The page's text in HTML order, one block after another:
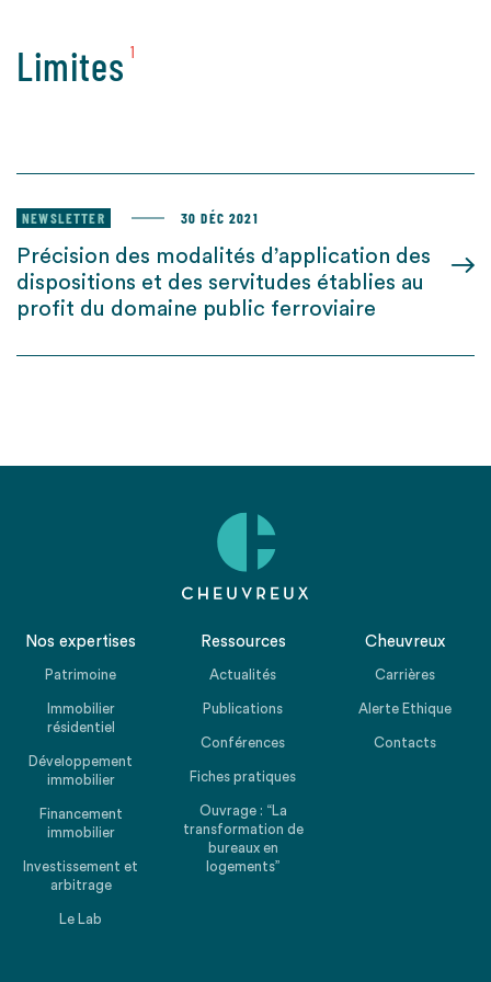
Limites 1
NEWSLETTER 30 DÉC 2021
Précision des modalités d’application des
dispositions et des servitudes établies au
profit du domaine public ferroviaire
Nos expertises
Patrimoine
Immobilier
résidentiel
Développement
immobilier
Financement
immobilier
Investissement et
arbitrage
Le Lab
Ressources
Actualités
Publications
Conférences
Fiches pratiques
Ouvrage : “La
transformation de
bureaux en
logements”
Cheuvreux
Carrières
Alerte Ethique
Contacts